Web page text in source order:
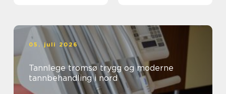
05. juli 2026
Tannlege tromsø trygg og moderne
tannbehandling i nord